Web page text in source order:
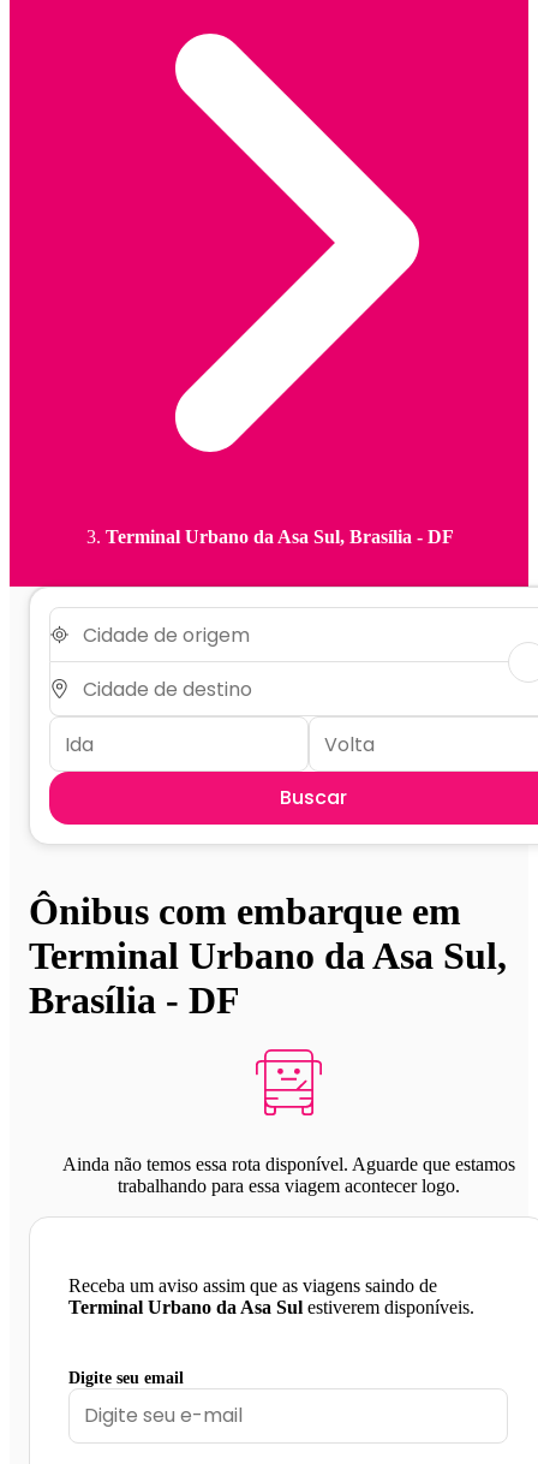
Terminal Urbano da Asa Sul, Brasília - DF
Buscar
Ônibus com embarque em
Terminal Urbano da Asa Sul,
Brasília - DF
Ainda não temos essa rota disponível. Aguarde que estamos
trabalhando para essa viagem acontecer logo.
Receba um aviso assim que as viagens saindo de
Terminal Urbano da Asa Sul estiverem disponíveis.
Digite seu email